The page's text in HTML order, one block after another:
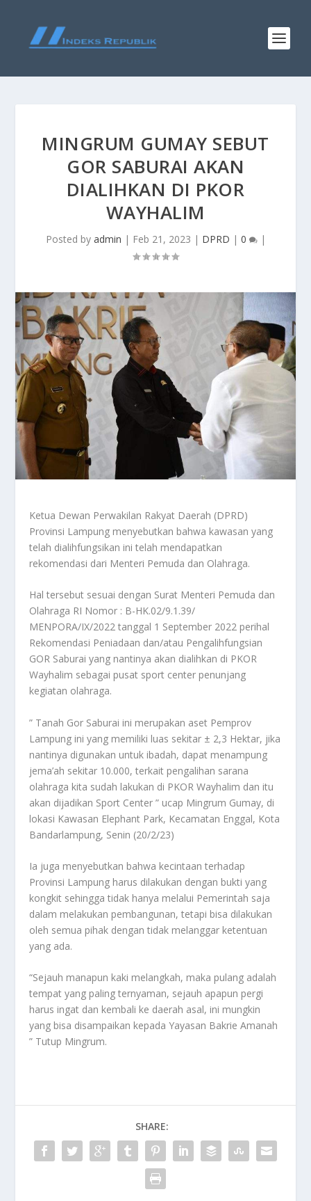
MINGRUM GUMAY SEBUT
GOR SABURAI AKAN
DIALIHKAN DI PKOR
WAYHALIM
Posted by admin | Feb 21, 2023 | DPRD | 0 |
Ketua Dewan Perwakilan Rakyat Daerah (DPRD)
Provinsi Lampung menyebutkan bahwa kawasan yang
telah dialihfungsikan ini telah mendapatkan
rekomendasi dari Menteri Pemuda dan Olahraga.
Hal tersebut sesuai dengan Surat Menteri Pemuda dan
Olahraga RI Nomor : B-HK.02/9.1.39/
MENPORA/IX/2022 tanggal 1 September 2022 perihal
Rekomendasi Peniadaan dan/atau Pengalihfungsian
GOR Saburai yang nantinya akan dialihkan di PKOR
Wayhalim sebagai pusat sport center penunjang
kegiatan olahraga.
” Tanah Gor Saburai ini merupakan aset Pemprov
Lampung ini yang memiliki luas sekitar ± 2,3 Hektar, jika
nantinya digunakan untuk ibadah, dapat menampung
jema’ah sekitar 10.000, terkait pengalihan sarana
olahraga kita sudah lakukan di PKOR Wayhalim dan itu
akan dijadikan Sport Center ” ucap Mingrum Gumay, di
lokasi Kawasan Elephant Park, Kecamatan Enggal, Kota
Bandarlampung, Senin (20/2/23)
Ia juga menyebutkan bahwa kecintaan terhadap
Provinsi Lampung harus dilakukan dengan bukti yang
kongkit sehingga tidak hanya melalui Pemerintah saja
dalam melakukan pembangunan, tetapi bisa dilakukan
oleh semua pihak dengan tidak melanggar ketentuan
yang ada.
“Sejauh manapun kaki melangkah, maka pulang adalah
tempat yang paling ternyaman, sejauh apapun pergi
harus ingat dan kembali ke daerah asal, ini mungkin
yang bisa disampaikan kepada Yayasan Bakrie Amanah
” Tutup Mingrum.
SHARE: